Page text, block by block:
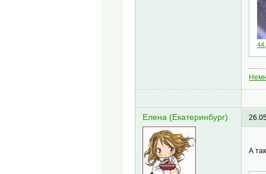
Елена (Екатеринбург)
А